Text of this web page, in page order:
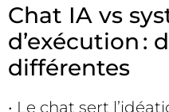
Chat IA vs
d’exécution :
différentes
• Le chat sert